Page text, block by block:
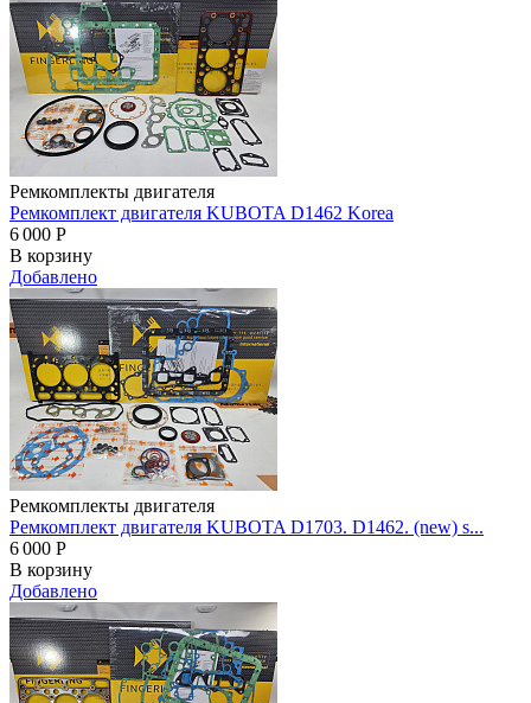
Ремкомплекты двигателя
Ремкомплект двигателя KUBOTA D1462 Korea
6 000 Р
В корзину
Добавлено
Ремкомплекты двигателя
Ремкомплект двигателя KUBOTA D1703. D1462. (new) s...
6 000 Р
В корзину
Добавлено